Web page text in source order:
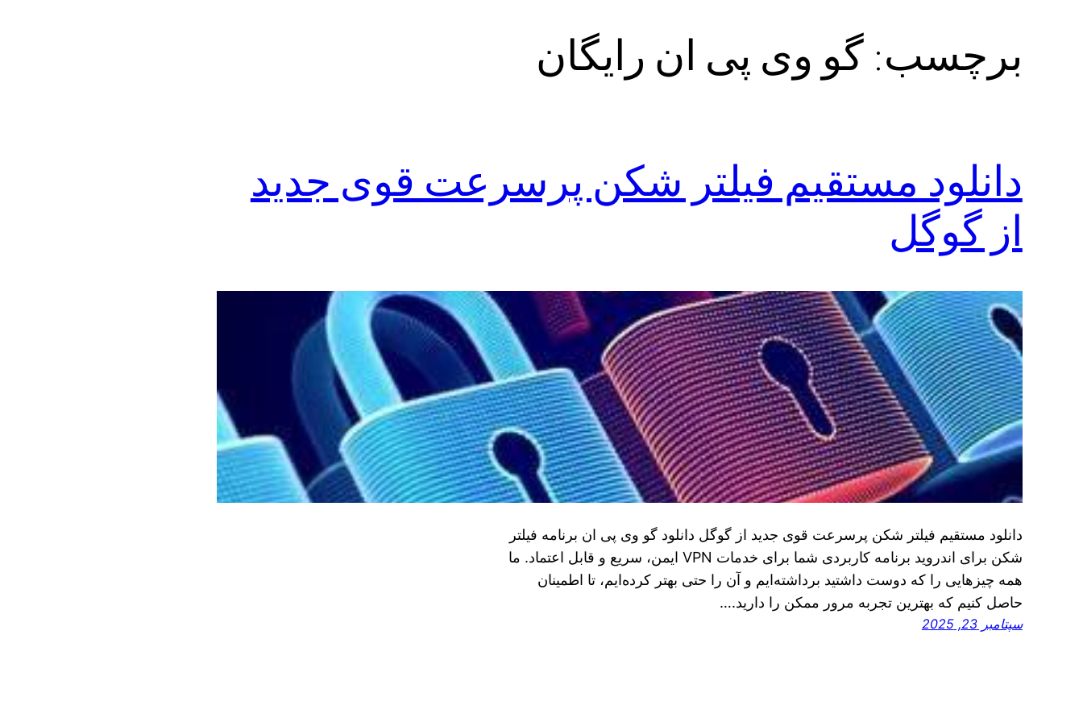
برچسب:گو وی پی ان رایگان
دانلود مستقیم فیلتر شکن پرسرعت قوی جدید
از گوگل
دانلود مستقیم فیلتر شکن پرسرعت قوی جدید از گوگل دانلود گو وی پی ان برنامه فیلتر
شکن برای اندروید برنامه کاربردی شما برای خدمات VPN ایمن، سریع و قابل اعتماد. ما
همه چیزهایی را که دوست داشتید برداشته‌ایم و آن را حتی بهتر کرده‌ایم، تا اطمینان
حاصل کنیم که بهترین تجربه مرور ممکن را دارید.…
سپتامبر 23, 2025